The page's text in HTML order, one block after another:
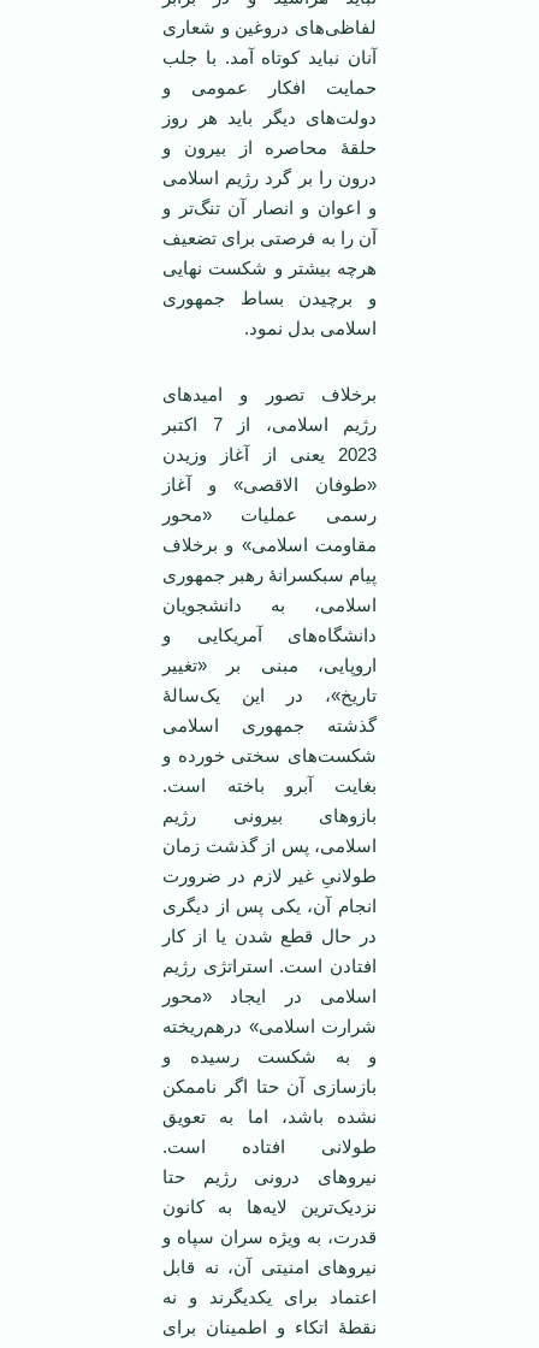
لفاظی‌های دروغین و شعاری
آنان نباید کوتاه آمد. با جلب
حمایت افکار عمومی و
دولت‌های دیگر باید هر روز
حلقۀ محاصره از بیرون و
درون را بر گرد رژیم اسلامی
و اعوان و انصار آن تنگ‌تر و
آن را به فرصتی برای تضعیف
هرچه بیشتر و شکست نهایی
و برچیدن بساط جمهوری
اسلامی بدل نمود.
برخلاف تصور و امیدهای
رژیم اسلامی، از 7 اکتبر
2023 یعنی از آغاز وزیدن
«طوفان الاقصی» و آغاز
رسمی عملیات «محور
مقاومت اسلامی» و برخلاف
پیام سبکسرانۀ رهبر جمهوری
اسلامی، به دانشجویان
دانشگاه‌های آمریکایی و
اروپایی، مبنی بر «تغییر
تاریخ»، در این یک‌سالۀ
گذشته جمهوری اسلامی
شکست‌های سختی خورده و
بغایت آبرو باخته است.
بازوهای بیرونی رژیم
اسلامی، پس از گذشت زمان
طولانیِ غیر لازم در ضرورت
انجام آن، یکی پس از دیگری
در حال قطع شدن یا از کار
افتادن است. استراتژی رژیم
اسلامی در ایجاد «محور
شرارت اسلامی» درهم‌ریخته
و به شکست رسیده و
بازسازی آن حتا اگر ناممکن
نشده باشد، اما به تعویق
طولانی افتاده است.
نیروهای درونی رژیم حتا
نزدیک‌ترین لایه‌ها به کانون
قدرت، به ویژه سران سپاه و
نیروهای امنیتی آن، نه قابل
اعتماد برای یکدیگرند و نه
نقطۀ اتکاء و اطمینان برای